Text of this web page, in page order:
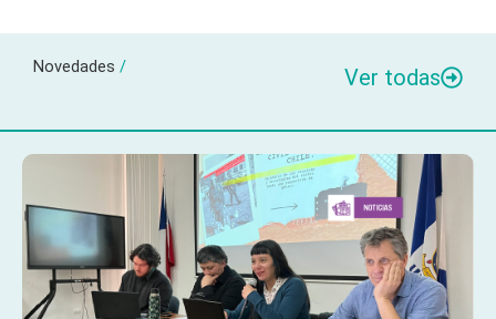
Novedades / Ver todas